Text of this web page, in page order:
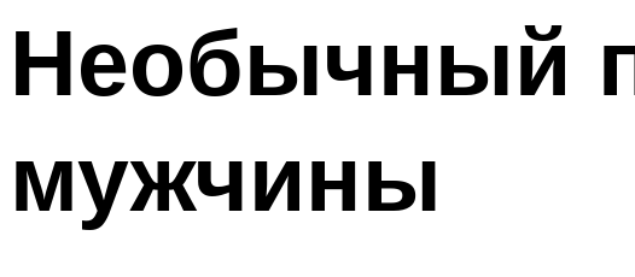
Необычный
мужчины